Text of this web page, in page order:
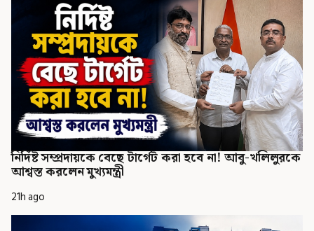
নির্দিষ্ট সম্প্রদায়কে বেছে টার্গেট করা হবে না! আবু-খলিলুরকে
আশ্বস্ত করলেন মুখ্যমন্ত্রী
21h ago